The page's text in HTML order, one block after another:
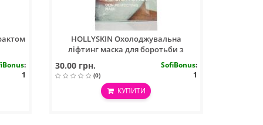
:
1
HOLLYSKIN Охолоджувальна
ліфтинг маска для боротьби з
набряками Artichoke Skin Perfecting
30.00 грн.
(0)
SofiBonus:
1
КУПИТИ